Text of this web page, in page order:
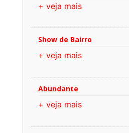
+ veja mais
Show de Bairro
+ veja mais
Abundante
+ veja mais